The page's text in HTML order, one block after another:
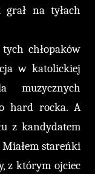
grał na tyłach
chłopaków
w katolickiej
muzycznych
hard rocka. A
z kandydatem
Miałem stareńki
z którym ojciec